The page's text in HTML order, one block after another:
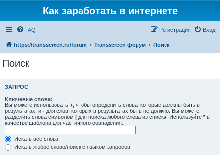
Как заработать в интернете
FAQ Вход
Регистрация
https://transscreen.ru/forum Transscreen форум Поиск
Поиск
ЗАПРОС
Ключевые слова:
Вы можете использовать + , чтобы определить слова, которые должны быть в
результатах, и - для слов, которых в результатах быть не должно. Вы можете
разделить слова символом | для поиска любого слова из списка. Используйте * в
качестве шаблона для частичного совпадения.
Искать все слова
Искать любое слово/поиск с языком запросов